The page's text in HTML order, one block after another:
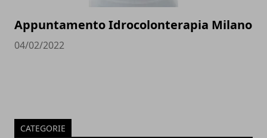
Appuntamento Idrocolonterapia Milano
04/02/2022
CATEGORIE